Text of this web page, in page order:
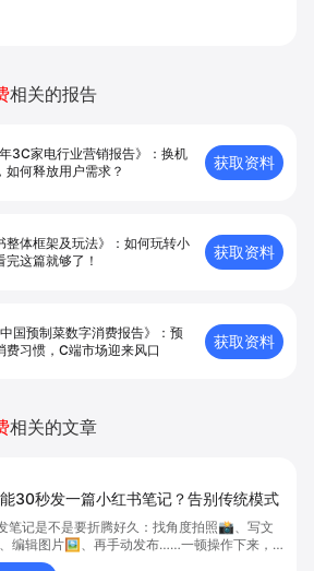
相关的报告
年3C家电行业营销报告》：换机
如何释放用户需求？
获取资料
整体框架及玩法》：如何玩转小
完这篇就够了！
获取资料
中国预制菜数字消费报告》：预
费习惯，C端市场迎来风口
获取资料
相关的文章
30秒发一篇小红书笔记？告别传统模式
笔记是不是要折腾好久：找角度拍照📸、写文
编辑图片🖼️、再手动发布……一顿操作下来，
小时起步吧？😅但现在，只需要扫码或者碰一